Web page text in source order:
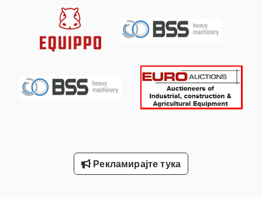
Stavostroj Vp 200
V-Вина
Воз И Водилка ЗаврткаРекламирајте тука